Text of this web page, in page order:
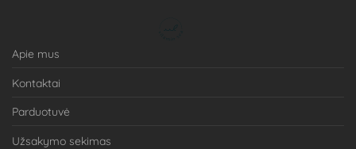
Apie mus
Kontaktai
Parduotuvė
Užsakymo sekimas